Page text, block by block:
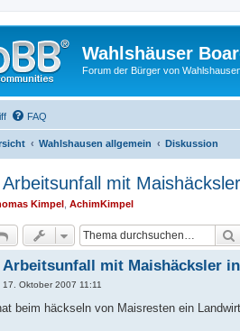
Wahlshäuser
Forum der Bürger von
FAQ
Wahlshausen allgemein Diskussion
mit
Kimpel AchimKimpel
Arbeitsunfall mit Maishäcksler
17. Oktober 2007 11:11
beim häckseln von Maisresten ein